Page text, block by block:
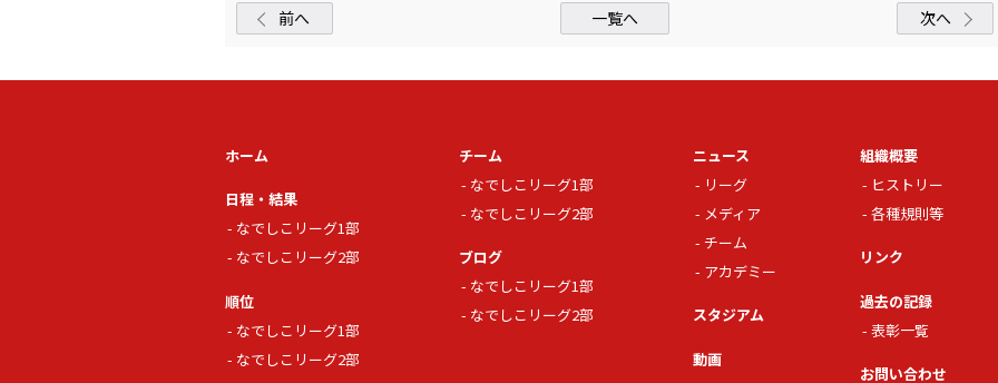
前へ 一覧へ 次へ
ホーム
日程・結果
なでしこリーグ1部
なでしこリーグ2部
順位
なでしこリーグ1部
なでしこリーグ2部
チーム
なでしこリーグ1部
なでしこリーグ2部
ブログ
なでしこリーグ1部
なでしこリーグ2部
ニュース
リーグ
メディア
チーム
アカデミー
スタジアム
動画
組織概要
ヒストリー
各種規則等
リンク
過去の記録
表彰一覧
お問い合わせ